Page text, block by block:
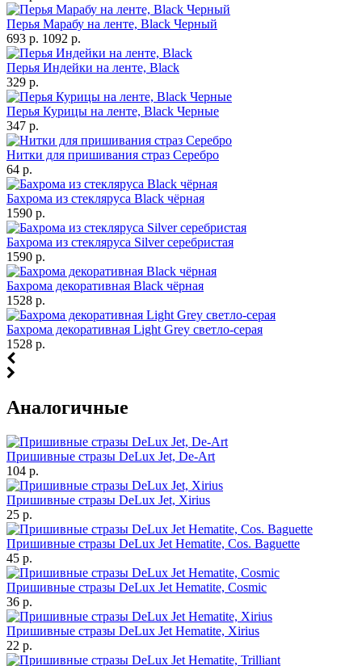
Перья Марабу на ленте, Black Черный
693 р. 1092 р.
Перья Индейки на ленте, Black
329 р.
Перья Курицы на ленте, Black Черные
347 р.
Нитки для пришивания страз Серебро
64 р.
Бахрома из стекляруса Black чёрная
1590 р.
Бахрома из стекляруса Silver серебристая
1590 р.
Бахрома декоративная Black чёрная
1528 р.
Бахрома декоративная Light Grey светло-серая
1528 р.
Аналогичные
Пришивные стразы DeLux Jet, De-Art
104 р.
Пришивные стразы DeLux Jet, Xirius
25 р.
Пришивные стразы DeLux Jet Hematite, Cos. Baguette
45 р.
Пришивные стразы DeLux Jet Hematite, Cosmic
36 р.
Пришивные стразы DeLux Jet Hematite, Xirius
22 р.